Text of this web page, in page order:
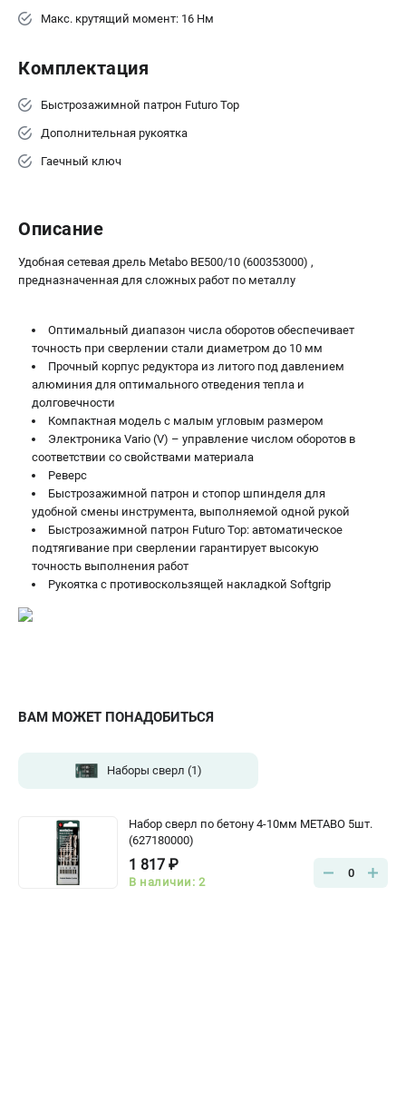
РАСХОДНЫЕ МАТЕРИАЛЫ И АКСЕССУАРЫ
Запчасти для изделий
пн-пт - с 9:00 до 18:00
сб - с 10:00 до 16:00
ЗАКАЗ ЗАПЧАСТЕЙ
+7 (911) 360-06-14 | +7 (8112) 59-10-67
zakaz@metabo-market.ru
ВАМ МОЖЕТ ПОНАДОБИТЬСЯ
Наборы сверл (1)
Набор сверл по бетону 4-10мм METABO 5шт.
(627180000)
1 817 ₽
В наличии: 2
0
Макс. крутящий момент: 16 Нм
Комплектация
Быстрозажимной патрон Futuro Top
Дополнительная рукоятка
Гаечный ключ
Описание
Удобная сетевая дрель Metabo ВЕ500/10 (600353000) ,
предназначенная для сложных работ по металлу
Оптимальный диапазон числа оборотов обеспечивает
точность при сверлении стали диаметром до 10 мм
Прочный корпус редуктора из литого под давлением
алюминия для оптимального отведения тепла и
долговечности
Компактная модель с малым угловым размером
Электроника Vario (V) – управление числом оборотов в
соответствии со свойствами материала
Реверс
Быстрозажимной патрон и стопор шпинделя для
удобной смены инструмента, выполняемой одной рукой
Быстрозажимной патрон Futuro Top: автоматическое
подтягивание при сверлении гарантирует высокую
точность выполнения работ
Рукоятка с противоскользящей накладкой Softgrip